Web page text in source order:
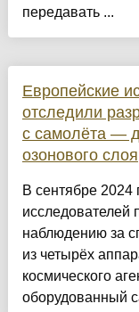
передавать ...
Европейские
отследили
с самолёта —
озонового слоя
В сентябре 2024
исследователей
наблюдению за
из четырёх
космического
оборудованный